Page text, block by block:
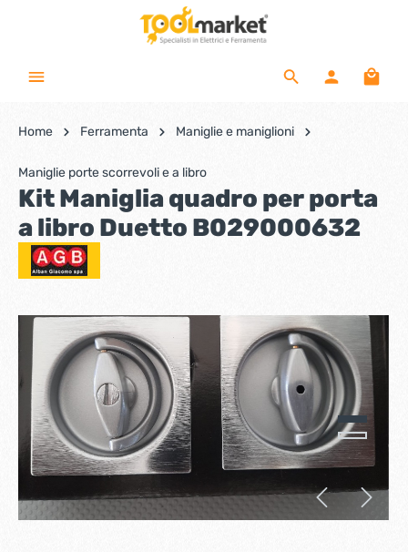
Home Ferramenta Maniglie e maniglioni
Maniglie porte scorrevoli e a libro
Kit Maniglia quadro per porta
a libro Duetto B029000632